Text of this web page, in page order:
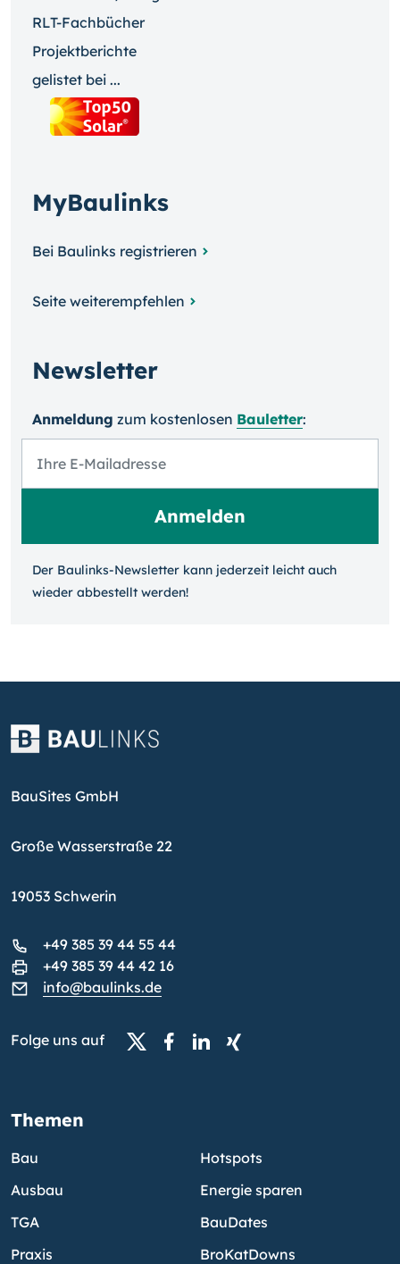
RLT-Fachbücher
Projektberichte
gelistet bei ...
MyBaulinks
Bei Baulinks registrieren
Seite weiterempfehlen
Newsletter
Anmeldung zum kosten­losen Bauletter:
Der Baulinks-Newsletter kann jeder­zeit leicht auch
wieder ab­bestellt werden!
BauSites GmbH
Große Wasserstraße 22
19053 Schwerin
+49 385 39 44 55 44
+49 385 39 44 42 16
info@baulinks.de
Folge uns auf
Themen
Bau
Ausbau
TGA
Praxis
Hotspots
Energie sparen
BauDates
BroKatDowns